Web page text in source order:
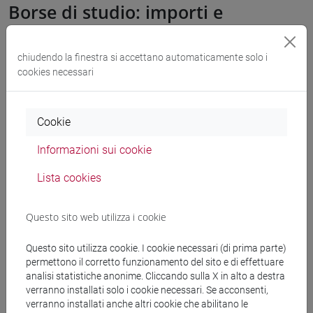
Borse di studio: importi e
caratteristiche
Per incentivare la partecipazione al programma è prevista
mensiliper ciascuna studentessa o ciascuno studente
Bando di selezione.
prestazioni agevolate per il diritto allo studio in tuo favore di
entro la scadenza del Bando. L’Ateneo acquisirà
autonomamente i dati dell’attestazione ISEE previo
consenso che fornirai in fase di compilazione del modulo di
partecipazione.
chiudendo la finestra si accettano automaticamente solo i
cookies necessari
Cookie
Informazioni sui cookie
Lista cookies
Questo sito web utilizza i cookie
Questo sito utilizza cookie. I cookie necessari (di prima parte)
permettono il corretto funzionamento del sito e di effettuare
analisi statistiche anonime. Cliccando sulla X in alto a destra
verranno installati solo i cookie necessari. Se acconsenti,
verranno installati anche altri cookie che abilitano le